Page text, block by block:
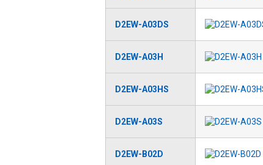
D2EW-A03DS
D2EW-A03H
D2EW-A03HS
D2EW-A03S
D2EW-B02D